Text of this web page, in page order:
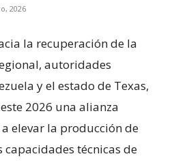
2026
la recuperación de la
autoridades
y el estado de Texas,
2026 una alianza
elevar la producción de
técnicas de